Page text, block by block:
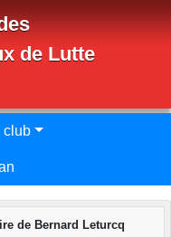
de Lutte
club
de Bernard Leturcq